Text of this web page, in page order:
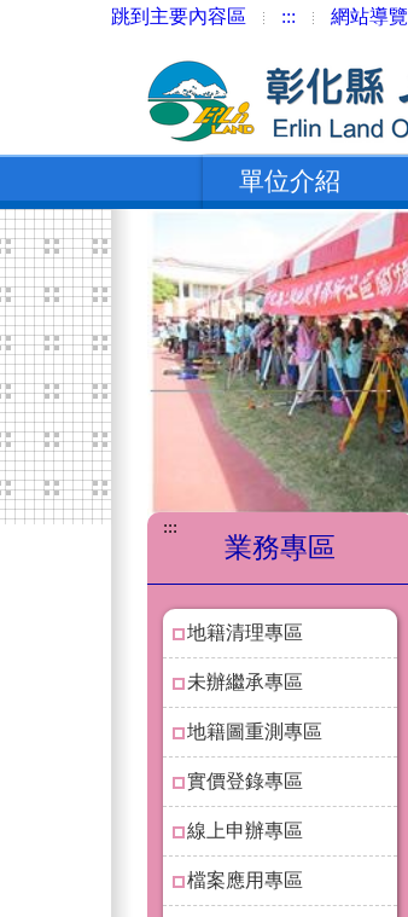
跳到主要內容區 ::: 網站導覽
單位介紹
:::
業務專區
地籍清理專區
未辦繼承專區
地籍圖重測專區
實價登錄專區
線上申辦專區
檔案應用專區